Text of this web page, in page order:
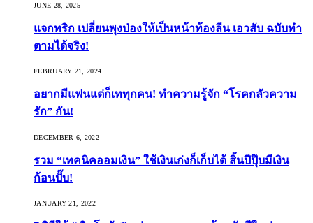
JUNE 28, 2025
แจกทริก เปลี่ยนพุงป่องให้เป็นหน้าท้องลีน เอวสับ ฉบับทำ
ตามได้จริง!
FEBRUARY 21, 2024
อยากมีแฟนแต่ก็เททุกคน! ทำความรู้จัก “โรคกลัวความ
รัก” กัน!
DECEMBER 6, 2022
รวม “เทคนิคออมเงิน” ใช้เงินเก่งก็เก็บได้ สิ้นปีปุ๊บมีเงิน
ก้อนปั๊บ!
JANUARY 21, 2022